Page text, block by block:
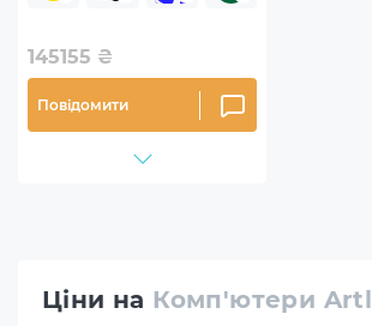
145155 ₴
Повідомити
Ціни на Комп'ютери